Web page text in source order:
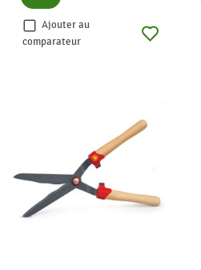
Ajouter au
comparateur